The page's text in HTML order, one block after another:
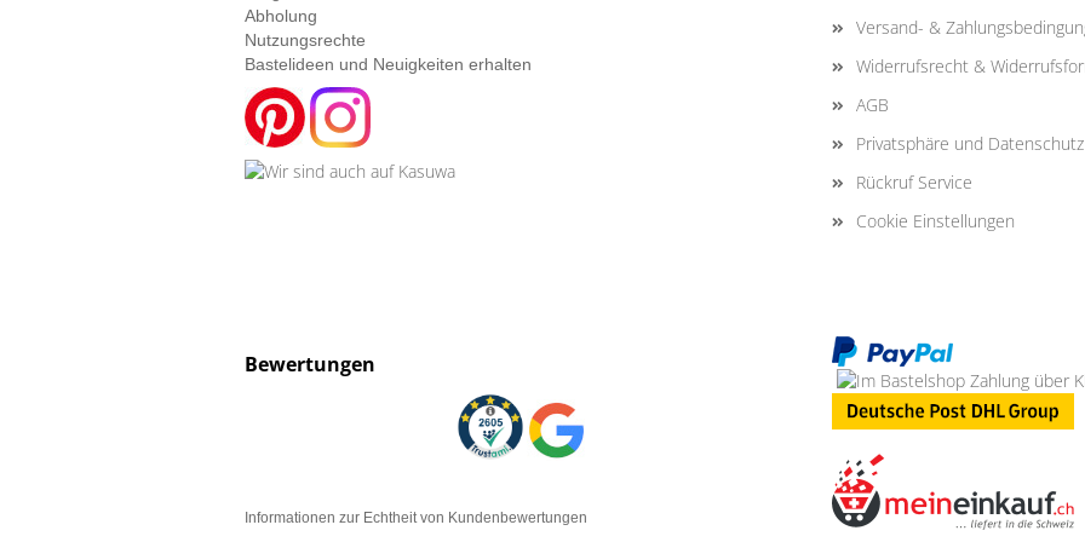
Abholung
Nutzungsrechte
Bastelideen und Neuigkeiten erhalten
Versand- &
Widerrufsrecht &
AGB
Privatsphäre und Datenschutz
Rückruf Service
Cookie Einstellungen
Bewertungen
Informationen zur Echtheit von Kundenbewertungen